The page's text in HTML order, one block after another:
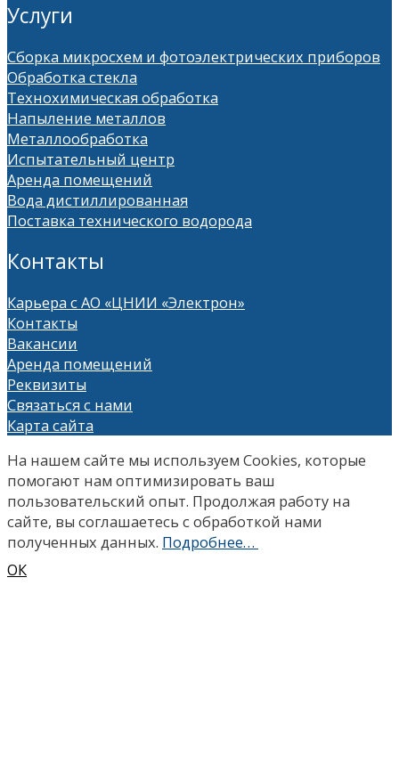
Услуги
Сборка микросхем и фотоэлектрических приборов
Обработка стекла
Технохимическая обработка
Напыление металлов
Металлообработка
Испытательный центр
Аренда помещений
Вода дистиллированная
Поставка технического водорода
Контакты
Карьера с АО «ЦНИИ «Электрон»
Контакты
Вакансии
Аренда помещений
Реквизиты
Связаться с нами
Карта сайта
На нашем сайте мы используем Сookies, которые
помогают нам оптимизировать ваш
пользовательский опыт. Продолжая работу на
сайте, вы соглашаетесь с обработкой нами
полученных данных. Подробнее…
ОК